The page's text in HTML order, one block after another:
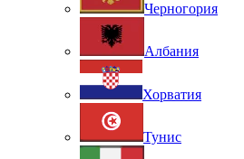
Черногория
Албания
Хорватия
Тунис